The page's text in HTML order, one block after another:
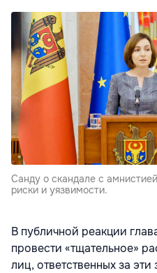
Санду о скандале с
риски и уязвимости.
В публичной реакции
провести «тщательное»
лиц, ответственных за